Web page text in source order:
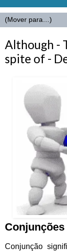
Although -
spite of -
Conjunção